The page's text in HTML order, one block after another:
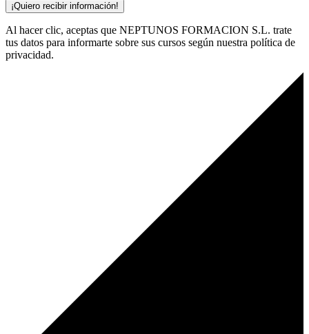
¡Quiero recibir información!
Al hacer clic, aceptas que NEPTUNOS FORMACION S.L. trate
tus datos para informarte sobre sus cursos según nuestra política de
privacidad.